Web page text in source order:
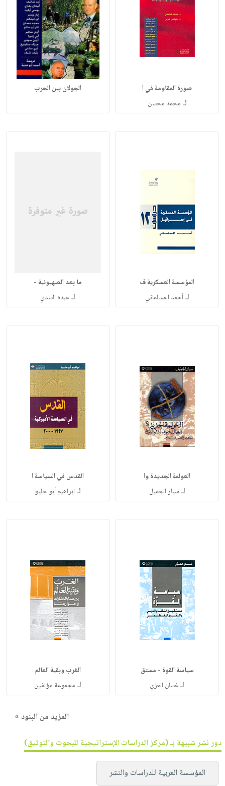
صورة المقاومة في ا
لـ محمد محسن
الجولان بين الحرب
المؤسسة العسكرية ف
لـأحمد المسلماني
ما بعد الصهيونية -
لـعبده السدي
العولمة الجديدة وا
لـسيار الجميل
القدس في السياسة ا
لـ ابراهيم أبو حليو
سياسة القوة - مستق
لـغسان العزي
الغرب وبقية العالم
لـ مجموعة مؤلفين
المزيد من البنود »
دور نشر شبيهة بـ (مركز الدراسات الإستراتيجية للبحوث والتوثيق)
المؤسسة العربية للدراسات والنشر